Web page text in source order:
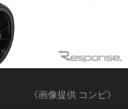
《画像提供 コンビ》